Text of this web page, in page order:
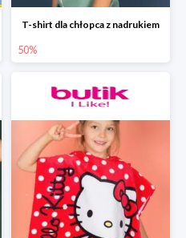
T-shirt dla chłopca z nadrukiem
50%